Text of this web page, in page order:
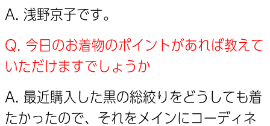
A. 浅野京子です。
Q. 今日のお着物のポイントがあれば教えて
いただけますでしょうか
A. 最近購入した黒の総絞りをどうしても着
たかったので、それをメインにコーディネ